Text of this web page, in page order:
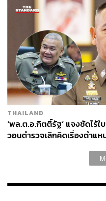
THAILAND
‘พล.ต.อ.กิตติ์รัฐ’ แจงชัดไร้ใ
วอนตำรวจเลิกคิดเรื่องตำแ